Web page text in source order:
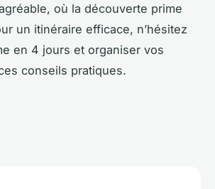
où la découverte prime
un itinéraire efficace, n’hésitez
en 4 jours et organiser vos
conseils pratiques.